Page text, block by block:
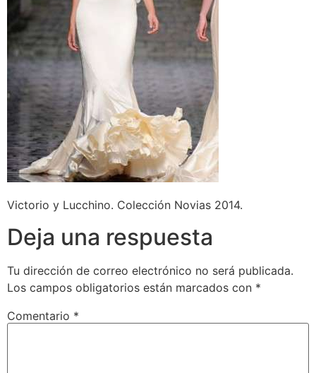
Victorio y Lucchino. Colección Novias 2014.
Deja una respuesta
Tu dirección de correo electrónico no será publicada.
Los campos obligatorios están marcados con *
Comentario *